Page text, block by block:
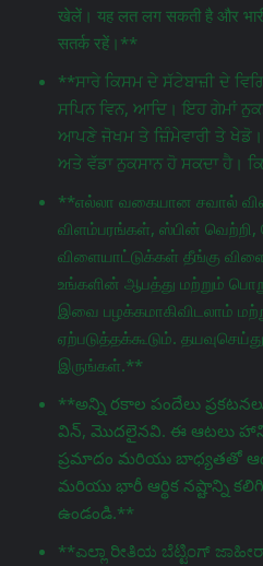
खेलें। यह लत लग सकती है और
सतर्क रहें।**
**ਸਾਰੇ ਕਿਸਮ ਦੇ ਸੱਟੇਬਾਜ਼ੀ ਦੇ
ਸਪਿਨ ਵਿਨ, ਆਦਿ। ਇਹ ਗੇਮਾਂ
ਆਪਣੇ ਜੋਖਮ ਤੇ ਜ਼ਿੰਮੇਵਾਰੀ ਤੇ
ਅਤੇ ਵੱਡਾ ਨੁਕਸਾਨ ਹੋ ਸਕਦਾ ਹੈ।
**எல்லா வகையான சவால்
விளம்பரங்கள், ஸ்பின்
விளையாட்டுக்கள் தீங்கு
உங்களின் ஆபத்து மற்றும்
இவை பழக்கமாகிவிடலாம்
ஏற்படுத்தக்கூடும்.
இருங்கள்.**
**అన్ని రకాల పందేలు
విన్, మొదలైనవి. ఈ ఆటలు
ప్రమాదం మరియు బాధ్యతతో
మరియు భారీ ఆర్థిక నష్టాన్ని
ఉండండి.**
**ಎಲ್ಲಾ ರೀತಿಯ ಬೆಟ್ಟಿಂಗ್